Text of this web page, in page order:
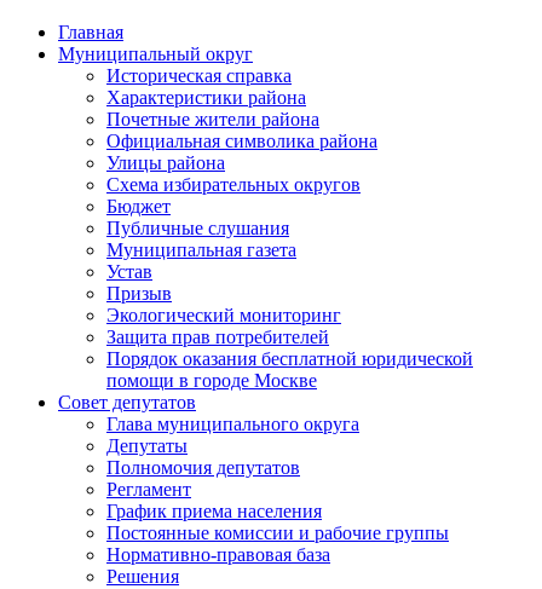
Главная
Муниципальный округ
Историческая справка
Характеристики района
Почетные жители района
Официальная символика района
Улицы района
Схема избирательных округов
Бюджет
Публичные слушания
Муниципальная газета
Устав
Призыв
Экологический мониторинг
Защита прав потребителей
Порядок оказания бесплатной юридической
помощи в городе Москве
Совет депутатов
Глава муниципального округа
Депутаты
Полномочия депутатов
Регламент
График приема населения
Постоянные комиссии и рабочие группы
Нормативно-правовая база
Решения